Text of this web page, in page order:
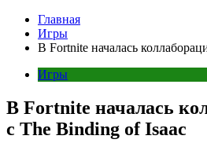
Главная
Игры
В Fortnite началась
Игры
В Fortnite началась
с The Binding of Isaac